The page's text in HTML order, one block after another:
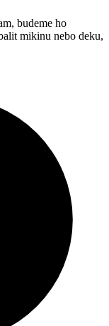
budeme ho
mikinu nebo deku,